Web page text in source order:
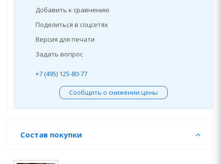
Добавить к сравнению
Поделиться в соцсетях
Версия для печати
Задать вопрос
+7 (495) 125-80-77
Сообщить о снижении цены
Состав покупки